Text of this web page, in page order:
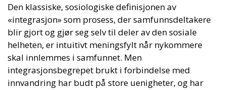
Den klassiske, sosiologiske definisjonen av
«integrasjon» som prosess, der samfunnsdeltakere
blir gjort og gjør seg selv til deler av den sosiale
helheten, er intuitivt meningsfylt når nykommere
skal innlemmes i samfunnet. Men
integrasjonsbegrepet brukt i forbindelse med
innvandring har budt på store uenigheter, og har